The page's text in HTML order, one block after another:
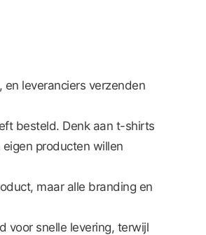
leveranciers verzenden
besteld. Denk aan t-shirts
producten willen
maar alle branding en
voor snelle levering, terwijl